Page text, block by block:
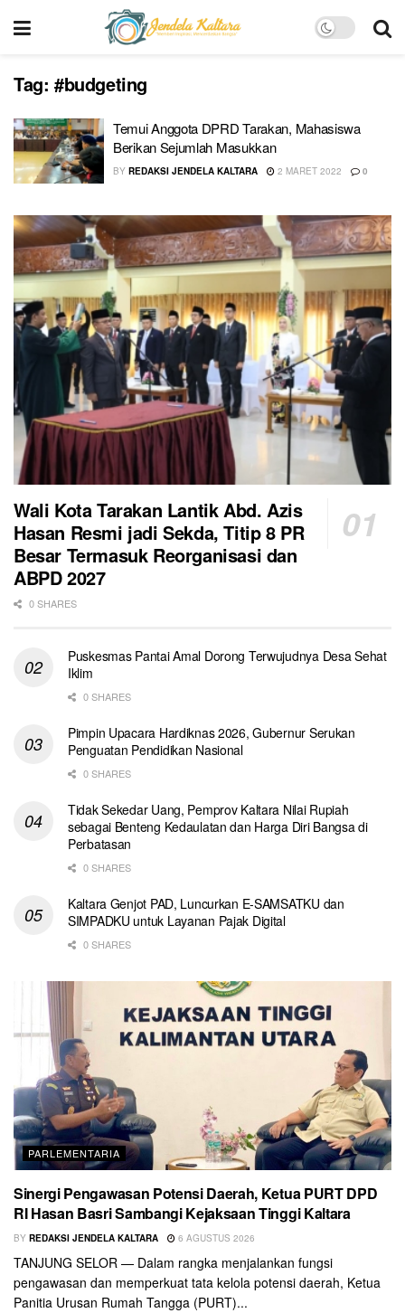
Tag: #budgeting
Temui Anggota DPRD Tarakan, Mahasiswa
Berikan Sejumlah Masukkan
BY REDAKSI JENDELA KALTARA 2 MARET 2022 0
Wali Kota Tarakan Lantik Abd. Azis
Hasan Resmi jadi Sekda, Titip 8 PR
Besar Termasuk Reorganisasi dan
ABPD 2027
0 SHARES
Puskesmas Pantai Amal Dorong Terwujudnya Desa Sehat
Iklim
0 SHARES
Pimpin Upacara Hardiknas 2026, Gubernur Serukan
Penguatan Pendidikan Nasional
0 SHARES
Tidak Sekedar Uang, Pemprov Kaltara Nilai Rupiah
sebagai Benteng Kedaulatan dan Harga Diri Bangsa di
Perbatasan
0 SHARES
Kaltara Genjot PAD, Luncurkan E-SAMSATKU dan
SIMPADKU untuk Layanan Pajak Digital
0 SHARES
PARLEMENTARIA
Sinergi Pengawasan Potensi Daerah, Ketua PURT DPD
RI Hasan Basri Sambangi Kejaksaan Tinggi Kaltara
BY REDAKSI JENDELA KALTARA 6 AGUSTUS 2026
TANJUNG SELOR — Dalam rangka menjalankan fungsi
pengawasan dan memperkuat tata kelola potensi daerah, Ketua
Panitia Urusan Rumah Tangga (PURT)...